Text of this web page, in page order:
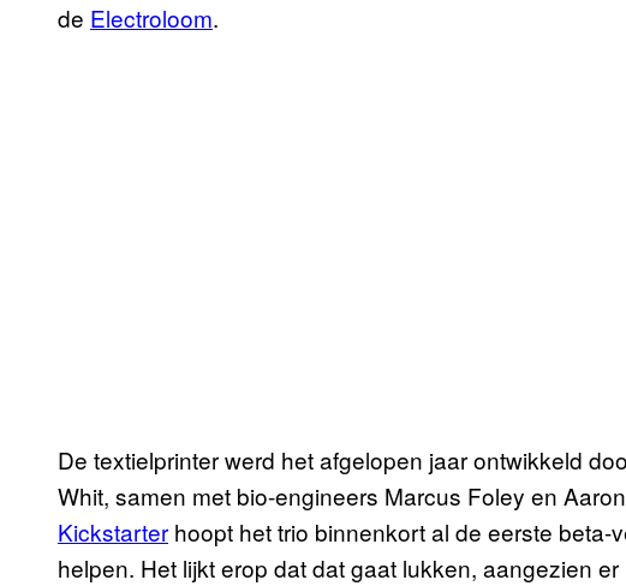
de Electroloom.
De textielprinter werd het afgelopen jaar ontwikkeld
Whit, samen met bio-engineers Marcus Foley en
Kickstarter hoopt het trio binnenkort al de eerste beta-
helpen. Het lijkt erop dat dat gaat lukken, aangezien